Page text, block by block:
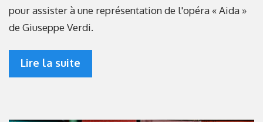
pour assister à une représentation de l'opéra « Aida »
de Giuseppe Verdi.
Lire la suite